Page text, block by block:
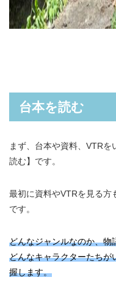
台本を読む
まず、台本や資料、VTR
読む】です。
最初に資料やVTRを見る方
です。
どんなジャンルなのか、物
どんなキャラクターたちが
握します。